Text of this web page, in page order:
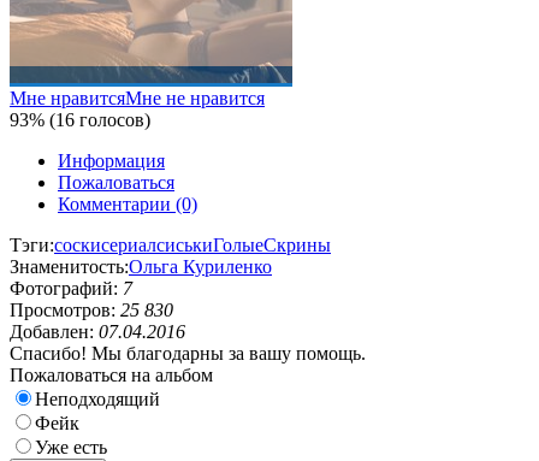
Мне нравитсяМне не нравится
93% (16 голосов)
Информация
Пожаловаться
Комментарии (0)
Тэги:соскисериалсиськиГолыеСкрины
Знаменитость:Ольга Куриленко
Фотографий: 7
Просмотров: 25 830
Добавлен: 07.04.2016
Спасибо! Мы благодарны за вашу помощь.
Пожаловаться на альбом
Неподходящий
Фейк
Уже есть